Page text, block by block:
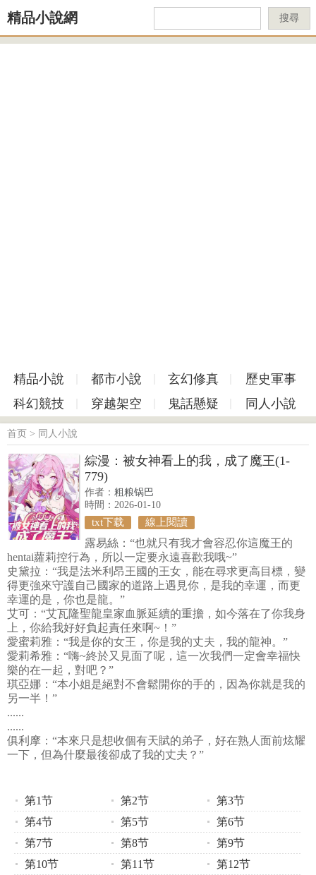
精品小說網 搜尋
精品小說 都市小說 玄幻修真
歷史軍事
科幻競技
穿越架空 鬼話懸疑 同人小說
首页 > 同人小說
綜漫：被女神看上的我，成了魔王(1-
779)
作者： 粗粮锅巴
時間：2026-01-10
txt下载 線上閱讀
露易絲：“也就只有我才會容忍你這魔王的
hentai蘿莉控行為，所以一定要永遠喜歡我哦~”
史黛拉：“我是法米利昂王國的王女，能在尋求更高目標，變
得更強來守護自己國家的道路上遇見你，是我的幸運，而更
幸運的是，你也是龍。”
艾可：“艾瓦隆聖龍皇家血脈延續的重擔，如今落在了你我身
上，你給我好好負起責任來啊~！”
愛蜜莉雅：“我是你的女王，你是我的丈夫，我的龍神。”
愛莉希雅：“嗨~終於又見面了呢，這一次我們一定會幸福快
樂的在一起，對吧？”
琪亞娜：“本小姐是絕對不會鬆開你的手的，因為你就是我的
另一半！”
......
......
俱利摩：“本來只是想收個有天賦的弟子，好在熟人面前炫耀
一下，但為什麼最後卻成了我的丈夫？”
第1节 第2节
第3节
第4节
第5节
第6节
第7节
第8节
第9节
第10节
第11节
第12节